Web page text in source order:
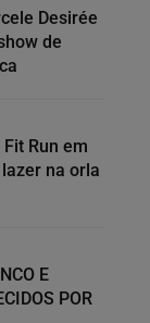
Desirée
de
Run em
na orla
E
POR